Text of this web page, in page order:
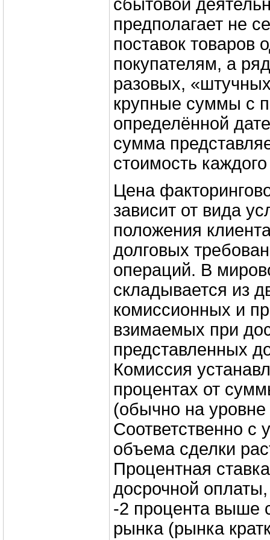
сбытовой
предполагает не
поставок товаров
покупателям, а
разовых,
крупные суммы с
определённой
сумма
стоимость
Цена
зависит от вида
положения
долговых
операций. В
складывается из
комиссионных и
взимаемых при
представленных
Комиссия
процентах от
(обычно на
Соответственно с
объема сделки
Процентная
досрочной
-2 процента выше
рынка (рынка